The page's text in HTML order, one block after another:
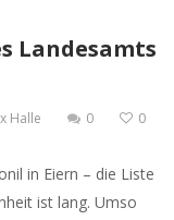
Landesamts
Halle 0 0
in Eiern – die Liste
ist lang. Umso